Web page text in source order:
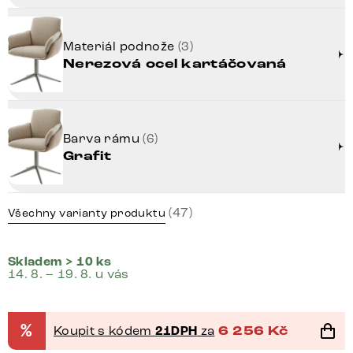
Materiál podnože (3)
Nerezová ocel kartáčovaná
Barva rámu(6)
Grafit
Všechny varianty produktu (47)
Skladem > 10 ks
14. 8. – 19. 8. u vás
% Koupit s kódem 21DPH za 6 256 Kč